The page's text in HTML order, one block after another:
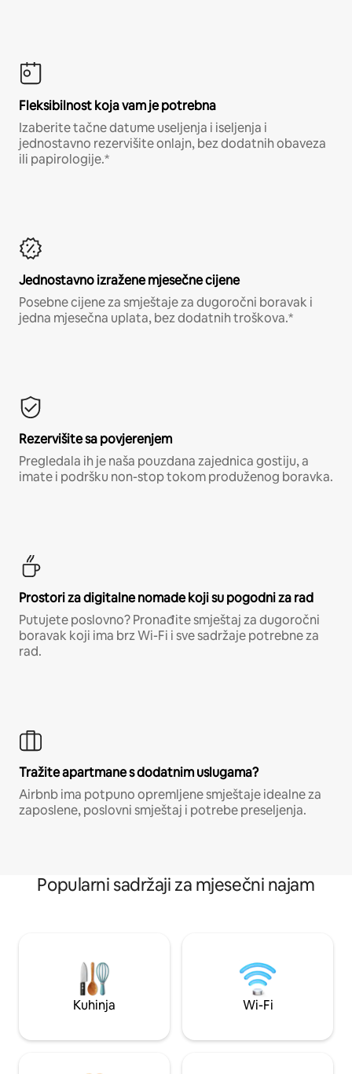
Fleksibilnost koja vam je potrebna
Izaberite tačne datume useljenja i iseljenja i
jednostavno rezervišite onlajn, bez dodatnih obaveza
ili papirologije.*
Jednostavno izražene mjesečne cijene
Posebne cijene za smještaje za dugoročni boravak i
jedna mjesečna uplata, bez dodatnih troškova.*
Rezervišite sa povjerenjem
Pregledala ih je naša pouzdana zajednica gostiju, a
imate i podršku non-stop tokom produženog boravka.
Prostori za digitalne nomade koji su pogodni za rad
Putujete poslovno? Pronađite smještaj za dugoročni
boravak koji ima brz Wi-Fi i sve sadržaje potrebne za
rad.
Tražite apartmane s dodatnim uslugama?
Airbnb ima potpuno opremljene smještaje idealne za
zaposlene, poslovni smještaj i potrebe preseljenja.
Popularni sadržaji za mjesečni najam
Kuhinja Wi-Fi